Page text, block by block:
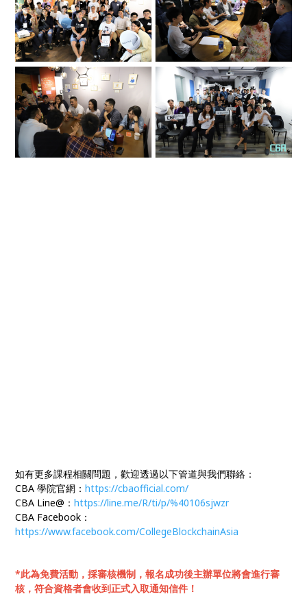
如有更多課程相關問題，歡迎透過以下管道與我們聯絡：
CBA 學院官網：https://cbaofficial.com/
CBA Line@：https://line.me/R/ti/p/%40106sjwzr
CBA Facebook：
https://www.facebook.com/CollegeBlockchainAsia
*此為免費活動，採審核機制，報名成功後主辦單位將會進行審
核，符合資格者會收到正式入取通知信件！